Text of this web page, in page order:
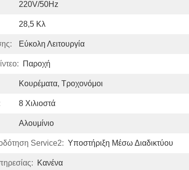
220V/50Hz
28,5 Κλ
Εύκολη Λειτουργία
Παροχή
Κουρέματα, Τροχονόμοι
8 Χιλιοστά
Αλουμίνιο
Service2: Υποστήριξη Μέσω Διαδικτύου
Κανένα